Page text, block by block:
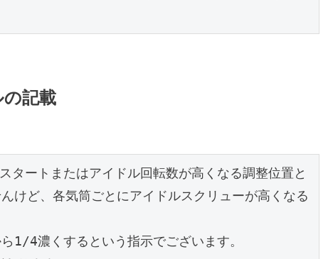
記載
ートまたはアイドル回転数が高くなる調整位置と
けど、各気筒ごとにアイドルスクリューが高くなる
1/4濃くするという指示でございます。